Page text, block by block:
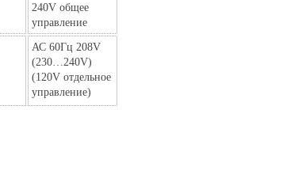
240V общее
управление
АС 60Гц 208V
(230…240V)
(120V отдельное
управление)